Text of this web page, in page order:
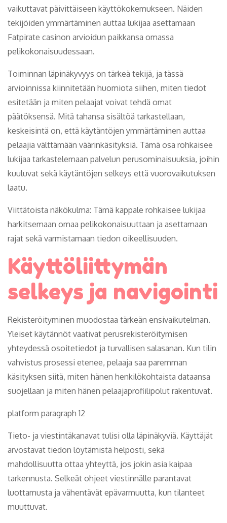
vaikuttavat päivittäiseen käyttökokemukseen. Näiden
tekijöiden ymmärtäminen auttaa lukijaa asettamaan
Fatpirate casinon arvioidun paikkansa omassa
pelikokonaisuudessaan.
Toiminnan läpinäkyvyys on tärkeä tekijä, ja tässä
arvioinnissa kiinnitetään huomiota siihen, miten tiedot
esitetään ja miten pelaajat voivat tehdä omat
päätöksensä. Mitä tahansa sisältöä tarkastellaan,
keskeisintä on, että käytäntöjen ymmärtäminen auttaa
pelaajia välttämään väärinkäsityksiä. Tämä osa rohkaisee
lukijaa tarkastelemaan palvelun perusominaisuuksia, joihin
kuuluvat sekä käytäntöjen selkeys että vuorovaikutuksen
laatu.
Viittätoista näkökulma: Tämä kappale rohkaisee lukijaa
harkitsemaan omaa pelikokonaisuuttaan ja asettamaan
rajat sekä varmistamaan tiedon oikeellisuuden.
Käyttöliittymän
selkeys ja navigointi
Rekisteröityminen muodostaa tärkeän ensivaikutelman.
Yleiset käytännöt vaativat perusrekisteröitymisen
yhteydessä osoitetiedot ja turvallisen salasanan. Kun tilin
vahvistus prosessi etenee, pelaaja saa paremman
käsityksen siitä, miten hänen henkilökohtaista dataansa
suojellaan ja miten hänen pelaajaprofiilipolut rakentuvat.
platform paragraph 12
Tieto- ja viestintäkanavat tulisi olla läpinäkyviä. Käyttäjät
arvostavat tiedon löytämistä helposti, sekä
mahdollisuutta ottaa yhteyttä, jos jokin asia kaipaa
tarkennusta. Selkeät ohjeet viestinnälle parantavat
luottamusta ja vähentävät epävarmuutta, kun tilanteet
muuttuvat.